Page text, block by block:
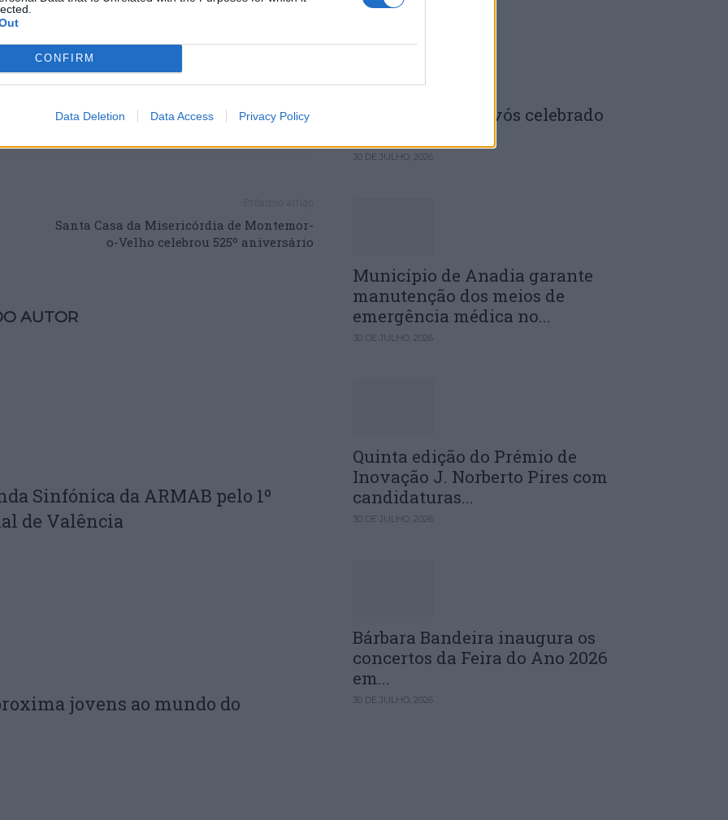
CONFIRM
Data Deletion Data Access Privacy Policy
vai estar também aberto depois das 19h.
Santa Casa da Misericórdia de Montemor-
o-Velho celebrou 525º aniversário
AUTOR
Sinfónica da ARMAB pelo 1º
de Valência
jovens ao mundo do
Penela: Dia dos Avós celebrado
30 DE JULHO, 2026
Município de Anadia garante
manutenção dos meios de
emergência médica no...
30 DE JULHO, 2026
Quinta edição do Prémio de
Inovação J. Norberto Pires com
candidaturas...
30 DE JULHO, 2026
Bárbara Bandeira inaugura os
concertos da Feira do Ano 2026
em...
30 DE JULHO, 2026